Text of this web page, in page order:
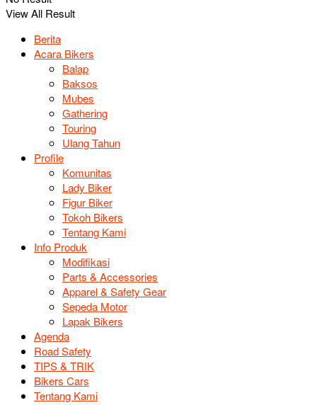
View All Result
Berita
Acara Bikers
Balap
Baksos
Mubes
Gathering
Touring
Ulang Tahun
Profile
Komunitas
Lady Biker
Figur Biker
Tokoh Bikers
Tentang Kami
Info Produk
Modifikasi
Parts & Accessories
Apparel & Safety Gear
Sepeda Motor
Lapak Bikers
Agenda
Road Safety
TIPS & TRIK
Bikers Cars
Tentang Kami